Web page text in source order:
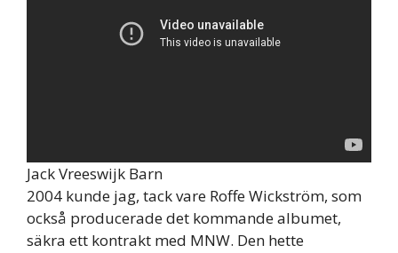
Jack Vreeswijk Barn
2004 kunde jag, tack vare Roffe Wickström, som
också producerade det kommande albumet,
säkra ett kontrakt med MNW. Den hette